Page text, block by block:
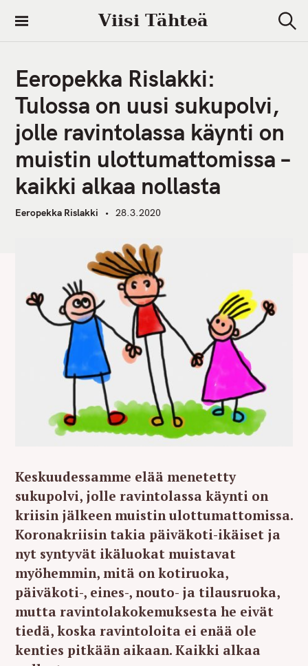
i
Viisi Tähteä
e
Eeropekka Rislakki:
Tulossa on uusi sukupolvi,
jolle ravintolassa käynti on
muistin ulottumattomissa –
kaikki alkaa nollasta
Eeropekka Rislakki 28.3.2020
Keskuudessamme elää menetetty
sukupolvi, jolle ravintolassa käynti on
kriisin jälkeen muistin ulottumattomissa.
Koronakriisin takia päiväkoti-ikäiset ja
nyt syntyvät ikäluokat muistavat
myöhemmin, mitä on kotiruoka,
päiväkoti-, eines-, nouto- ja tilausruoka,
mutta ravintolakokemuksesta he eivät
tiedä, koska ravintoloita ei enää ole
kenties pitkään aikaan. Kaikki alkaa